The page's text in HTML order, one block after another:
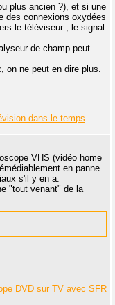
plus ancien ?), et si une
des connexions oxydées
le téléviseur ; le signal
de champ peut
on ne peut en dire plus.
dans le temps
VHS (vidéo home
en panne.
s'il y en a.
"tout venant" de la
DVD sur TV avec SFR